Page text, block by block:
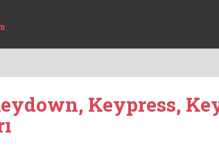
Keypress,